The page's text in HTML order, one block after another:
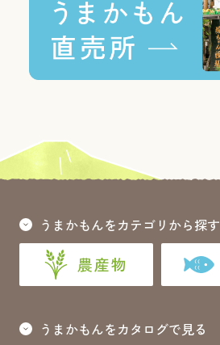
うまかもんをカテゴリから探す
農産物
うまかもんをカタログで見る